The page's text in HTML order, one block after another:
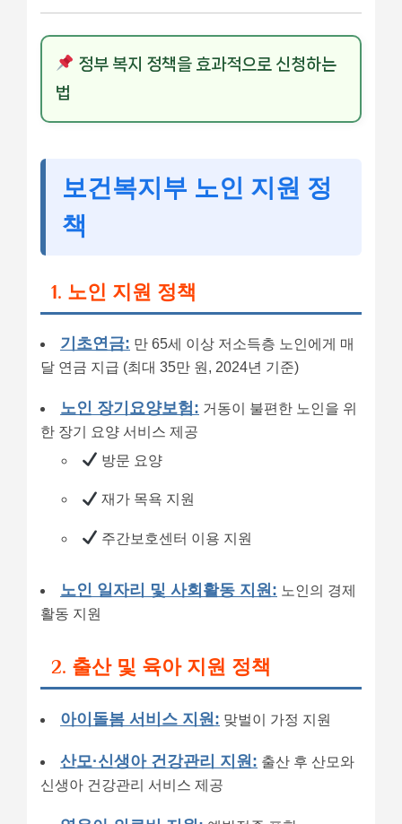
정부 복지 정책을 효과적으로 신청하는
법
보건복지부 노인 지원 정
책
1. 노인 지원 정책
기초연금: 만 65세 이상 저소득층 노인에게 매
달 연금 지급 (최대 35만 원, 2024년 기준)
노인 장기요양보험: 거동이 불편한 노인을 위
한 장기 요양 서비스 제공
방문 요양
재가 목욕 지원
주간보호센터 이용 지원
노인 일자리 및 사회활동 지원: 노인의 경제
활동 지원
2. 출산 및 육아 지원 정책
아이돌봄 서비스 지원: 맞벌이 가정 지원
산모·신생아 건강관리 지원: 출산 후 산모와
신생아 건강관리 서비스 제공